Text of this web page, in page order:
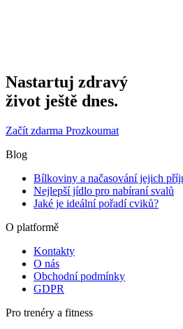
Nastartuj zdravý
život ještě dnes.
Začít zdarma Prozkoumat
Blog
Bílkoviny a načasování jejich
Nejlepší jídlo pro nabíraní svalů
Jaké je ideální pořadí cviků?
O platformě
Kontakty
O nás
Obchodní podmínky
GDPR
Pro trenéry a fitness